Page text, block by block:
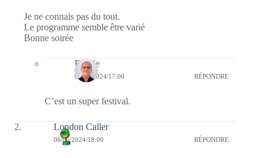
Je ne connais pas du tout.
Le programme semble être varié
Bonne soirée
Bernie
07/05/2024/17:00 RÉPONDRE
C’est un super festival.
London Caller
06/05/2024/18:00 RÉPONDRE